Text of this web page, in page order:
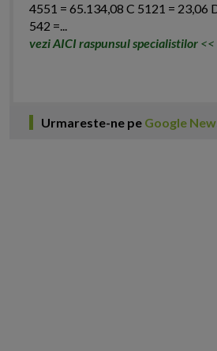
4551 = 65.134,08 C 5121 = 23,06
542 =...
vezi AICI raspunsul specialistilor <<
Urmareste-ne pe Google